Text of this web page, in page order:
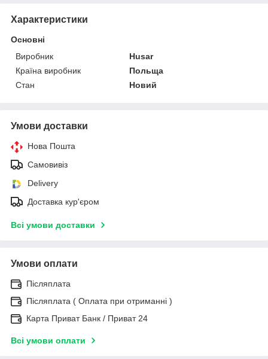
Характеристики
Основні
Виробник
Husar
Країна виробник
Польща
Стан
Новий
Умови доставки
Нова Пошта
Самовивіз
Delivery
Доставка кур'єром
Всі умови доставки
Умови оплати
Післяплата
Післяплата ( Оплата при отриманні )
Карта Приват Банк / Приват 24
Всі умови оплати